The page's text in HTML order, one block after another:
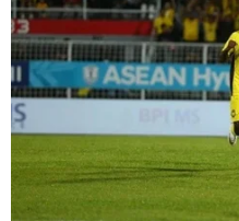
có trong mẫu của trẻ
như gỗ đàn hương,
trong nước hoa. Loại
và bồn tiểu.